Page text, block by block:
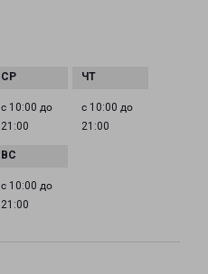
с 10:00 до
21:00
с 10:00 до
21:00
с 10:00 до
21:00